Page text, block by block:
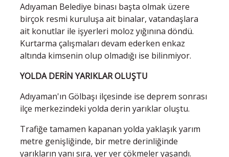
Adıyaman Belediye binası başta olmak üzere
birçok resmi kuruluşa ait binalar, vatandaşlara
ait konutlar ile işyerleri moloz yığınına döndü.
Kurtarma çalışmaları devam ederken enkaz
altında kimsenin olup olmadığı ise bilinmiyor.
YOLDA DERİN YARIKLAR OLUŞTU
Adıyaman'ın Gölbaşı ilçesinde ise deprem sonrası
ilçe merkezindeki yolda derin yarıklar oluştu.
Trafiğe tamamen kapanan yolda yaklaşık yarım
metre genişliğinde, bir metre derinliğinde
yarıkların yanı sıra, yer yer çökmeler yaşandı.